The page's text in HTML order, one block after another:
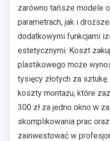
zarówno tańsze modele
parametrach, jak i
dodatkowymi funkcjami
estetycznymi. Koszt
plastikowego może
tysięcy złotych za
koszty montażu, które
300 zł za jedno okno w
skomplikowania prac
zainwestować w